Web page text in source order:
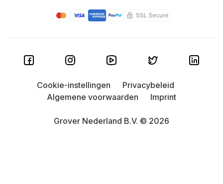
Grover Nederland B.V. © 2026
Cookie-instellingen
Privacybeleid
Algemene voorwaarden
Imprint